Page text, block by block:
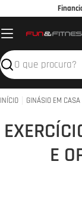
o
conteúdo
Pesquisar
INÍCIO GINÁSIO EM CASA
E